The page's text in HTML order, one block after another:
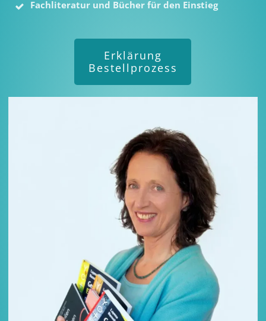
Fachliteratur und Bücher für den Einstieg
Erklärung
Bestellprozess